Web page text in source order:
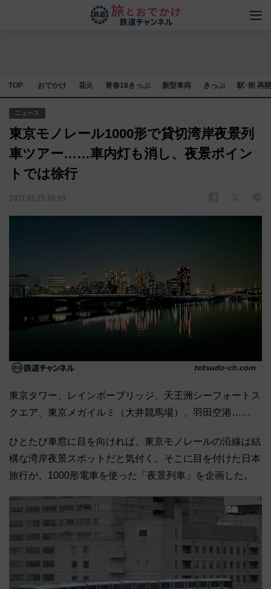
TOP おでかけ 花火 青春18きっぷ 新型車両 きっぷ 駅･街 再
ニュース
東京モノレール1000形で貸切湾岸夜景列
車ツアー……車内灯も消し、夜景ポイン
トでは徐行
2021.09.25 06:09
東京タワー、レインボーブリッジ、天王洲シーフォートス
クエア、東京メガイルミ（大井競馬場）、羽田空港……
ひとたび車窓に目を向ければ、東京モノレールの沿線は結
構な湾岸夜景スポットだと気付く。そこに目を付けた日本
旅行が、1000形電車を使った「夜景列車」を企画した。